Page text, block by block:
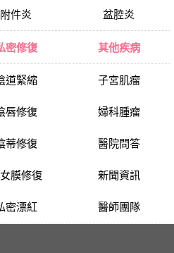
附件炎 盆腔炎
密修復
道緊縮
唇修復
蒂修復
膜修復
密漂紅
其他疾病
子宮肌瘤
婦科腫瘤
醫院問答
新聞資訊
醫師團隊